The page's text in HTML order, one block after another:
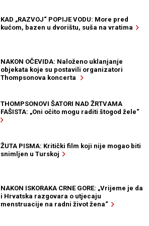
KAD „RAZVOJ“ POPIJE VODU: More pred
kućom, bazen u dvorištu, suša na vratima
NAKON OČEVIDA: Naloženo uklanjanje
objekata koje su postavili organizatori
Thompsonova koncerta
THOMPSONOVI ŠATORI NAD ŽRTVAMA
FAŠISTA: „Oni očito mogu raditi štogod žele“
ŽUTA PISMA: Kritički film koji nije mogao biti
snimljen u Turskoj
NAKON ISKORAKA CRNE GORE: „Vrijeme je da
i Hrvatska razgovara o utjecaju
menstruacije na radni život žena“